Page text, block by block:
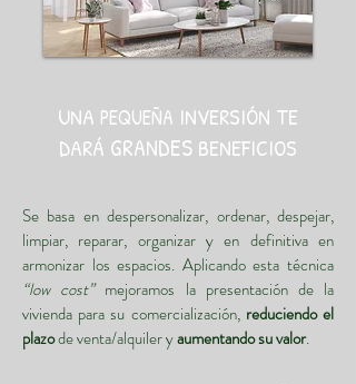
Se basa en despersonalizar, ordenar, despejar,
limpiar, reparar, organizar y en definitiva en
armonizar los espacios. Aplicando esta técnica
“low cost”mejoramos la presentación de la
vivienda para su comercialización, reduciendo el
plazode venta/alquiler yaumentando su valor.
UNA PEQUEÑA INVERSIÓN TE
DARÁ GRANDES BENEFICIOS